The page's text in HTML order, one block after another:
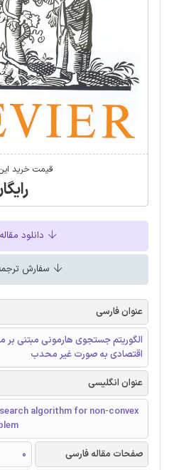
قیمت خرید
دانلود
سفارش
عنوان فارسی
الگوریتم جستجوی هارمونی مبتنی بر
اقتصادی به صورت غیر محدب
عنوان انگلیسی
algorithm for non-convex
صفحات مقاله فارسی
0